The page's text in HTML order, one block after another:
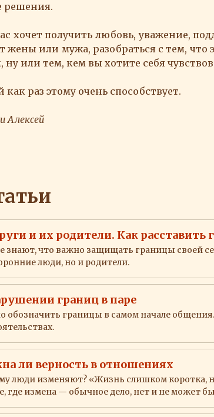
решения.
хочет получить любовь, уважение,
жены или мужа, разобраться с тем, что
ну или тем, кем вы хотите себя
раз этому очень способствует.
Алексей
и их родители. Как расставить
знают, что важно защищать границы своей
люди, но и родители.
границ в паре
обозначить границы в самом начале
ли верность в отношениях
люди изменяют? «Жизнь слишком коротка,
где измена — обычное дело, нет и не может